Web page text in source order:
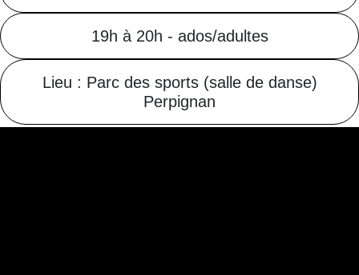
19h à 20h - ados/adultes
Lieu : Parc des sports (salle de danse)
Perpignan